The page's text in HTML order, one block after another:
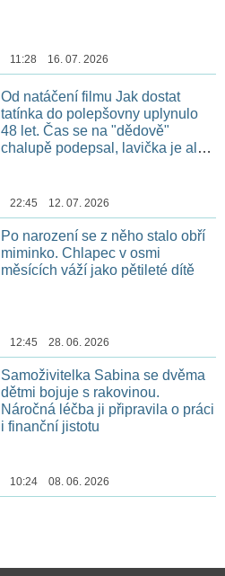
11:28 16. 07. 2026
Od natáčení filmu Jak dostat
tatínka do polepšovny uplynulo
48 let. Čas se na "dědově"
chalupě podepsal, lavička je ale
22:45 12. 07. 2026
Po narození se z něho stalo obří
miminko. Chlapec v osmi
měsících váží jako pětileté dítě
12:45 28. 06. 2026
Samoživitelka Sabina se dvěma
dětmi bojuje s rakovinou.
Náročná léčba ji připravila o práci
i finanční jistotu
10:24 08. 06. 2026